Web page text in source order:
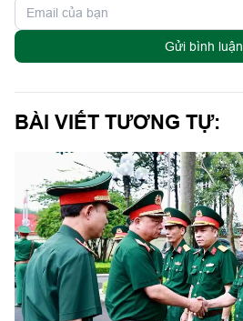
Gửi bình luận
BÀI VIẾT TƯƠNG TỰ: